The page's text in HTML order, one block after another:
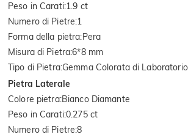
Peso in Carati:1.9 ct
Numero di Pietre:1
Forma della pietra:Pera
Misura di Pietra:6*8 mm
Tipo di Pietra:Gemma Colorata di Laboratorio
Pietra Laterale
Colore pietra:Bianco Diamante
Peso in Carati:0.275 ct
Numero di Pietre:8